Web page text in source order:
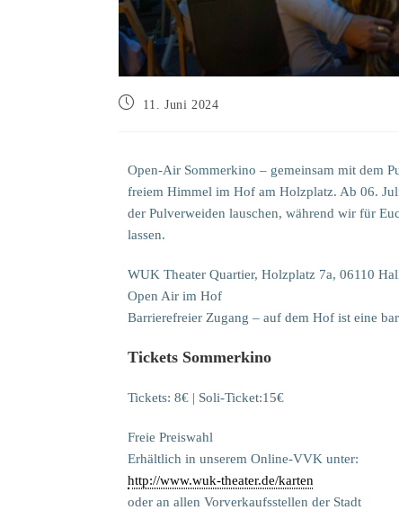
11. Juni 2024
Open-Air Sommerkino – gemeinsam mit dem
freiem Himmel im Hof am Holzplatz. Ab 06.
der Pulverweiden lauschen, während wir für
lassen.
WUK Theater Quartier, Holzplatz 7a, 06110
Open Air im Hof
Barrierefreier Zugang – auf dem Hof ist eine
Tickets Sommerkino
Tickets: 8€ | Soli-Ticket:15€
Freie Preiswahl
Erhältlich in unserem Online-VVK unter:
http://www.wuk-theater.de/karten
oder an allen Vorverkaufsstellen der Stadt